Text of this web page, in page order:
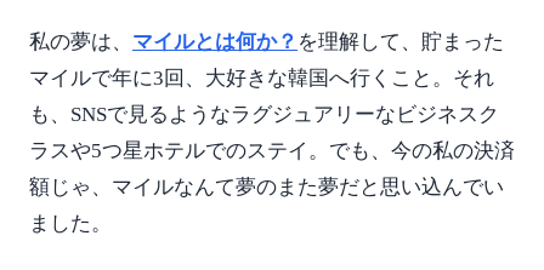
私の夢は、 マイルとは何か？ を理解して、貯まった
マイルで年に3回、大好きな韓国へ行くこと。それ
も、SNSで見るようなラグジュアリーなビジネスク
ラスや5つ星ホテルでのステイ。でも、今の私の決済
額じゃ、マイルなんて夢のまた夢だと思い込んでい
ました。